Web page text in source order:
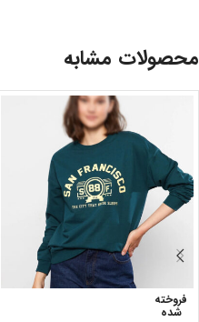
محصولات مشابه
فروخته
شده